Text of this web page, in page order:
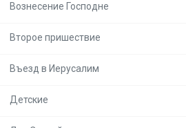
Вознесение Господне
Второе пришествие
Въезд в Иерусалим
Детские